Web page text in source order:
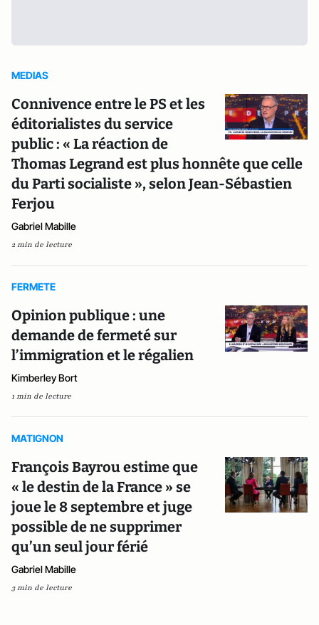
MEDIAS
Connivence entre le PS et les
éditorialistes du service
public : « La réaction de
Thomas Legrand est plus honnête que celle
du Parti socialiste », selon Jean-Sébastien
Ferjou
Gabriel Mabille
2 min de lecture
FERMETE
Opinion publique : une
demande de fermeté sur
l’immigration et le régalien
Kimberley Bort
1 min de lecture
MATIGNON
François Bayrou estime que
« le destin de la France » se
joue le 8 septembre et juge
possible de ne supprimer
qu’un seul jour férié
Gabriel Mabille
3 min de lecture